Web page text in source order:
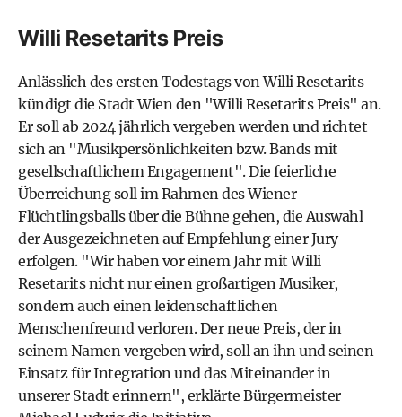
Willi Resetarits Preis
Anlässlich des ersten Todestags von Willi Resetarits
kündigt die Stadt Wien den "Willi Resetarits Preis" an.
Er soll ab 2024 jährlich vergeben werden und richtet
sich an "Musikpersönlichkeiten bzw. Bands mit
gesellschaftlichem Engagement". Die feierliche
Überreichung soll im Rahmen des Wiener
Flüchtlingsballs über die Bühne gehen, die Auswahl
der Ausgezeichneten auf Empfehlung einer Jury
erfolgen. "Wir haben vor einem Jahr mit Willi
Resetarits nicht nur einen großartigen Musiker,
sondern auch einen leidenschaftlichen
Menschenfreund verloren. Der neue Preis, der in
seinem Namen vergeben wird, soll an ihn und seinen
Einsatz für Integration und das Miteinander in
unserer Stadt erinnern", erklärte Bürgermeister